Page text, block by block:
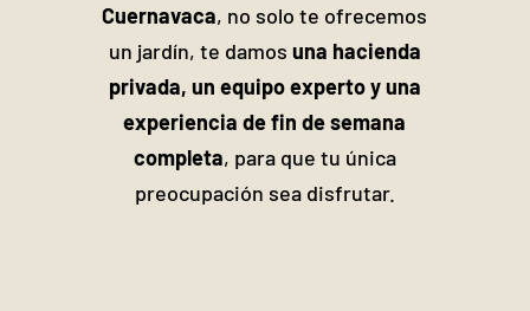
Cuernavaca, no solo te ofrecemos
un jardín, te damos una hacienda
privada, un equipo experto y una
experiencia de fin de semana
completa, para que tu única
preocupación sea disfrutar.